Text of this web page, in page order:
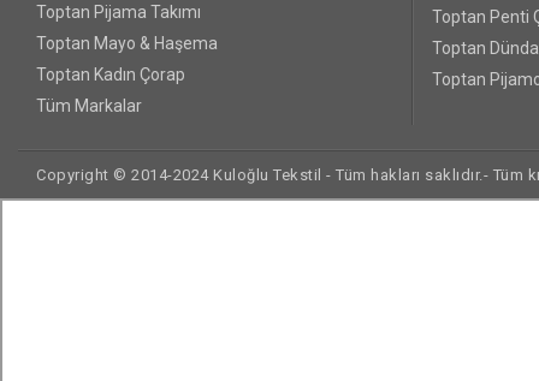
Toptan Pijama Takımı
Toptan Mayo & Haşema
Toptan Kadın Çorap
Tüm Markalar
Toptan Penti
Toptan
Toptan
Copyright © 2014-2024 Kuloğlu Tekstil - Tüm hakları saklıdır.-